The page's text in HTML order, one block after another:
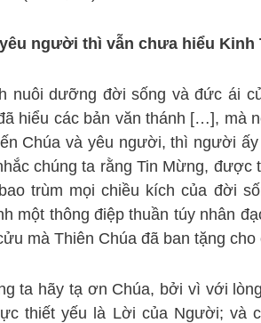
người thì vẫn chưa hiểu Kinh
nuôi dưỡng đời sống và đức ái
hiểu các bản văn thánh […], mà
Chúa và yêu người, thì người
chúng ta rằng Tin Mừng,
trùm mọi chiều kích của đời
một thông điệp thuần túy nhân
mà Thiên Chúa đã ban tặng
ta hãy tạ ơn Chúa, bởi vì với
thiết yếu là Lời của Người; và